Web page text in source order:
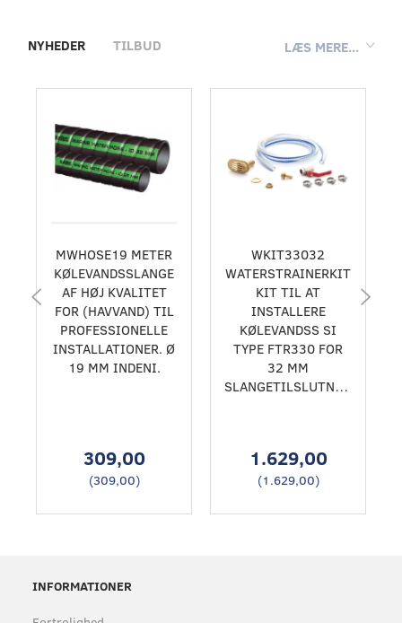
LÆS MERE...
NYHEDER TILBUD
MWHOSE19 METER
KØLEVANDSSLANGE
AF HØJ KVALITET
FOR (HAVVAND) TIL
PROFESSIONELLE
INSTALLATIONER. Ø
19 MM INDENI.
309,00
(309,00)
WKIT33032
WATERSTRAINERKIT
KIT TIL AT
INSTALLERE
KØLEVANDSS SI
TYPE FTR330 FOR
32 MM
SLANGETILSLUTNING.
1.629,00
(1.629,00)
INFORMATIONER